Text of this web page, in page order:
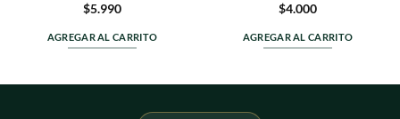
Valorado
0
de
$5.990
AGREGAR AL CARRITO
Valorado
0
de
$4.000
AGREGAR AL CARRITO